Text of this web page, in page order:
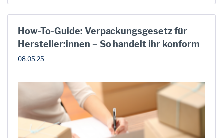
How-To-Guide: Verpackungsgesetz für
Hersteller:innen – So handelt ihr konform
08.05.25